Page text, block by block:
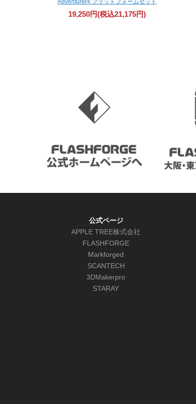
Adventurer4 プラットフォームセット
19,250円(税込21,175円)
公式ページ
APPLE TREE株式会社
FLASHFORGE
Markforged
SCANTECH
3DMakerpro
STARAY